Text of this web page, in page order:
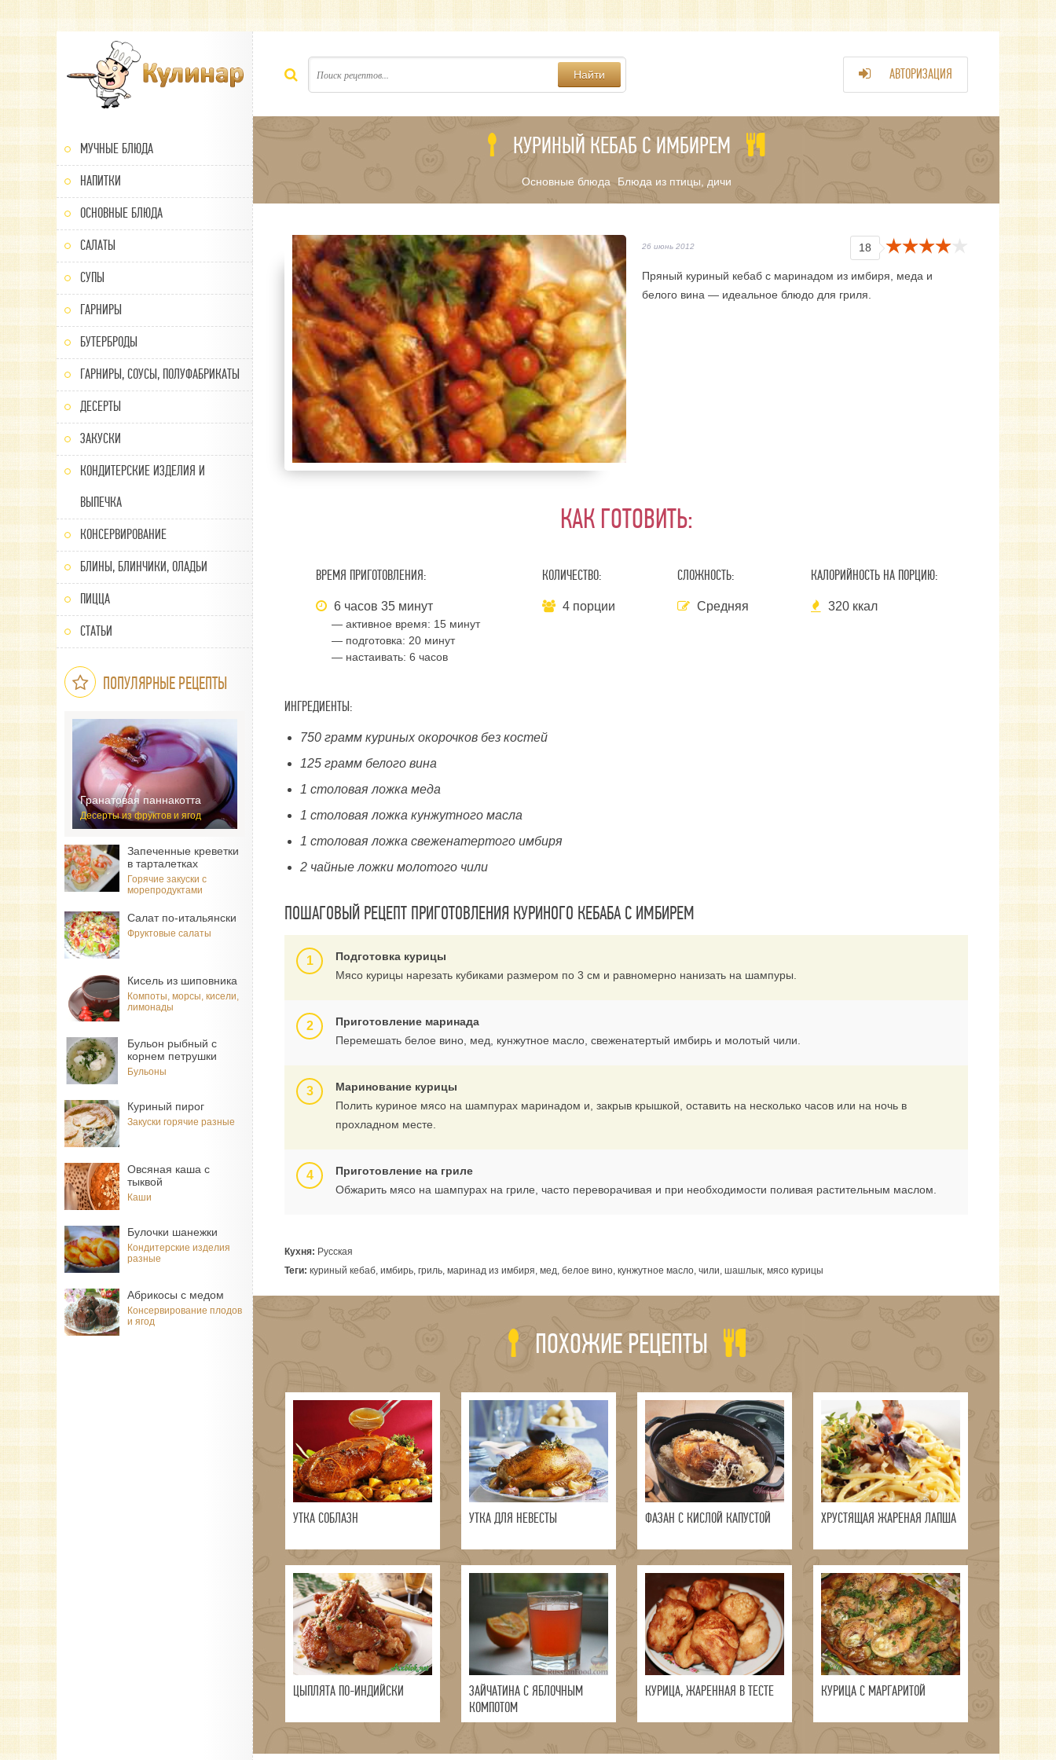
МУЧНЫЕ БЛЮДА
НАПИТКИ
ОСНОВНЫЕ БЛЮДА
САЛАТЫ
СУПЫ
ГАРНИРЫ
БУТЕРБРОДЫ
ГАРНИРЫ, СОУСЫ, ПОЛУФАБРИКАТЫ
ДЕСЕРТЫ
ЗАКУСКИ
КОНДИТЕРСКИЕ ИЗДЕЛИЯ И
ВЫПЕЧКА
КОНСЕРВИРОВАНИЕ
БЛИНЫ, БЛИНЧИКИ, ОЛАДЬИ
ПИЦЦА
СТАТЬИ
ПОПУЛЯРНЫЕ РЕЦЕПТЫ
Гранатовая паннакотта
Десерты из фруктов и ягод
Запеченные креветки
в тарталетках
Горячие закуски с
морепродуктами
Салат по-итальянски
Фруктовые салаты
Кисель из шиповника
Компоты, морсы, кисели,
лимонады
Бульон рыбный с
корнем петрушки
Бульоны
Куриный пирог
Закуски горячие разные
Овсяная каша с
тыквой
Каши
Булочки шанежки
Кондитерские изделия
разные
Абрикосы с медом
Консервирование плодов
и ягод
Найти АВТОРИЗАЦИЯ
КУРИНЫЙ КЕБАБ С ИМБИРЕМ
Основные блюда/ Блюда из птицы, дичи
26 июнь 2012 18
Пряный куриный кебаб с маринадом из имбиря, меда и
белого вина — идеальное блюдо для гриля.
КАК ГОТОВИТЬ:
ВРЕМЯ ПРИГОТОВЛЕНИЯ:
6 часов 35 минут
— активное время: 15 минут
— подготовка: 20 минут
— настаивать: 6 часов
КОЛИЧЕСТВО:
4 порции
СЛОЖНОСТЬ:
Средняя
КАЛОРИЙНОСТЬ НА ПОРЦИЮ:
320 ккал
ИНГРЕДИЕНТЫ:
750 грамм куриных окорочков без костей
125 грамм белого вина
1 столовая ложка меда
1 столовая ложка кунжутного масла
1 столовая ложка свеженатертого имбиря
2 чайные ложки молотого чили
ПОШАГОВЫЙ РЕЦЕПТ ПРИГОТОВЛЕНИЯ КУРИНОГО КЕБАБА С ИМБИРЕМ
Подготовка курицы
Мясо курицы нарезать кубиками размером по 3 см и равномерно нанизать на шампуры.
Приготовление маринада
Перемешать белое вино, мед, кунжутное масло, свеженатертый имбирь и молотый чили.
Маринование курицы
Полить куриное мясо на шампурах маринадом и, закрыв крышкой, оставить на несколько часов или на ночь в
прохладном месте.
Приготовление на гриле
Обжарить мясо на шампурах на гриле, часто переворачивая и при необходимости поливая растительным маслом.
Кухня: Русская
Теги: куриный кебаб, имбирь, гриль, маринад из имбиря, мед, белое вино, кунжутное масло, чили, шашлык, мясо курицы
ПОХОЖИЕ РЕЦЕПТЫ
УТКА СОБЛАЗН УТКА ДЛЯ НЕВЕСТЫ ФАЗАН С КИСЛОЙ КАПУСТОЙ ХРУСТЯЩАЯ ЖАРЕНАЯ ЛАПША
ЦЫПЛЯТА ПО-ИНДИЙСКИ
ЗАЙЧАТИНА С ЯБЛОЧНЫМ
КОМПОТОМ
КУРИЦА, ЖАРЕННАЯ В ТЕСТЕ КУРИЦА С МАРГАРИТОЙ